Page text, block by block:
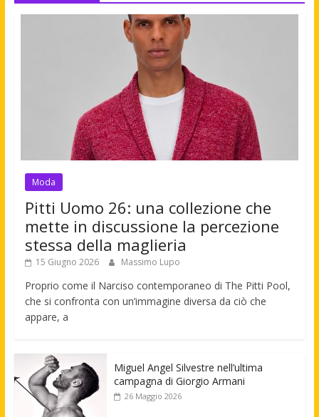
Moda
Pitti Uomo 26: una collezione che
mette in discussione la percezione
stessa della maglieria
15 Giugno 2026 Massimo Lupo
Proprio come il Narciso contemporaneo di The Pitti Pool,
che si confronta con un’immagine diversa da ciò che
appare, a
Miguel Angel Silvestre nell’ultima
campagna di Giorgio Armani
26 Maggio 2026